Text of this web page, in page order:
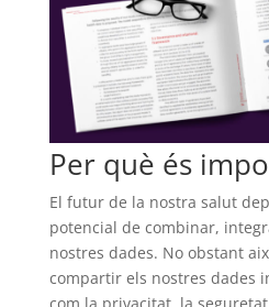
Per què és
El futur de la nostra salut
potencial de combinar,
nostres dades. No obstant
compartir els nostres dades